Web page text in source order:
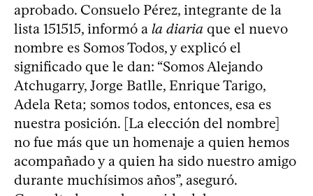
aprobado. Consuelo Pérez, integrante de la
lista 151515, informó a la diaria que el nuevo
nombre es Somos Todos, y explicó el
significado que le dan: “Somos Alejando
Atchugarry, Jorge Batlle, Enrique Tarigo,
Adela Reta; somos todos, entonces, esa es
nuestra posición. [La elección del nombre]
no fue más que un homenaje a quien hemos
acompañado y a quien ha sido nuestro amigo
durante muchísimos años”, aseguró.